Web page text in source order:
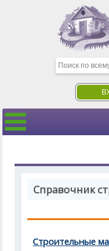
Справочник
Строительные